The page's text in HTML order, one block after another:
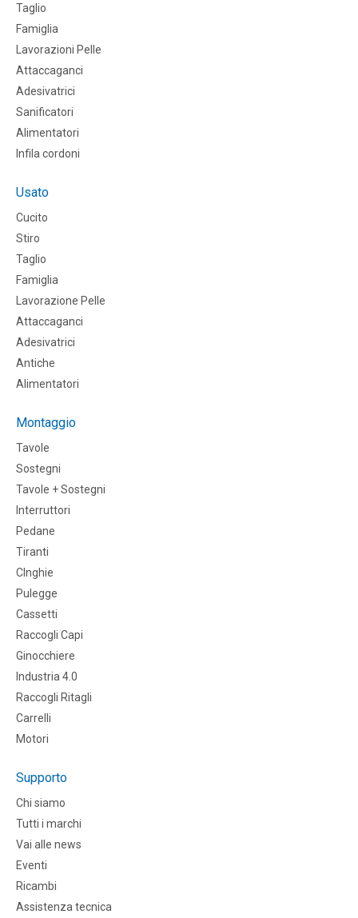
Taglio
Famiglia
Lavorazioni Pelle
Attaccaganci
Adesivatrici
Sanificatori
Alimentatori
Infila cordoni
Usato
Cucito
Stiro
Taglio
Famiglia
Lavorazione Pelle
Attaccaganci
Adesivatrici
Antiche
Alimentatori
Montaggio
Tavole
Sostegni
Tavole + Sostegni
Interruttori
Pedane
Tiranti
CInghie
Pulegge
Cassetti
Raccogli Capi
Ginocchiere
Industria 4.0
Raccogli Ritagli
Carrelli
Motori
Supporto
Chi siamo
Tutti i marchi
Vai alle news
Eventi
Ricambi
Assistenza tecnica